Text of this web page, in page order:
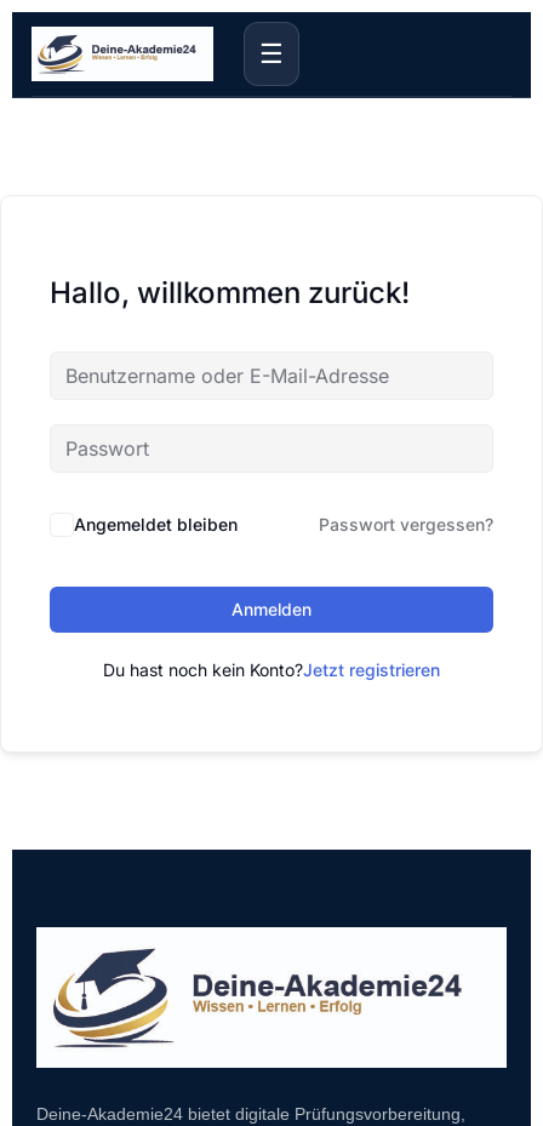
☰
Hallo, willkommen zurück!
Angemeldet bleiben Passwort vergessen?
Anmelden
Du hast noch kein Konto?Jetzt registrieren
Deine-Akademie24 bietet digitale Prüfungsvorbereitung,